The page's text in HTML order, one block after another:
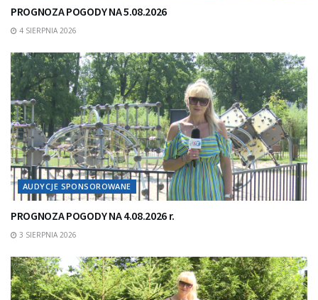
PROGNOZA POGODY NA 5.08.2026
4 SIERPNIA 2026
AUDYCJE SPONSOROWANE
PROGNOZA POGODY NA 4.08.2026 r.
3 SIERPNIA 2026